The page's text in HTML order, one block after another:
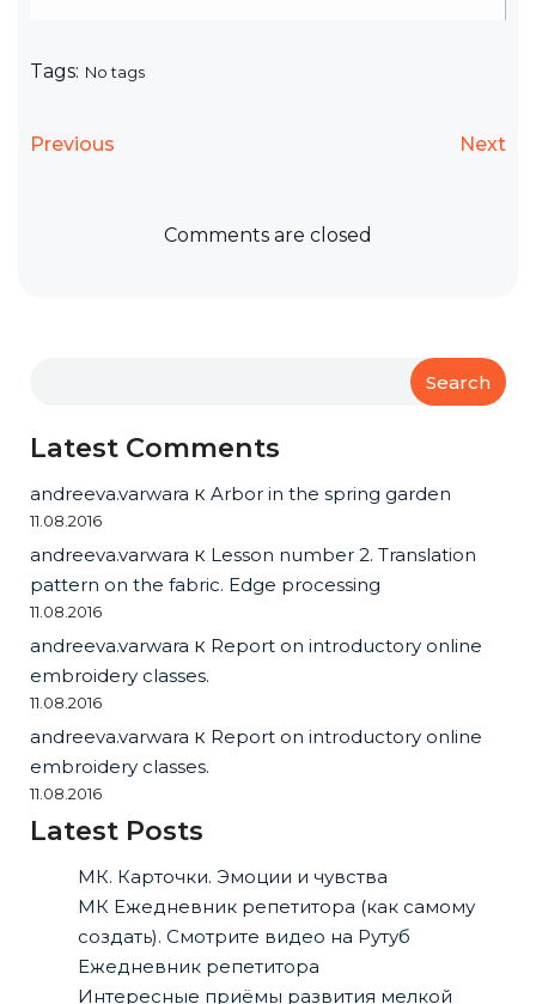
Tags: No tags
Previous Next
Comments are closed
Search
Latest Comments
andreeva.varwara к Arbor in the spring garden
11.08.2016
andreeva.varwara к Lesson number 2. Translation
pattern on the fabric. Edge processing
11.08.2016
andreeva.varwara к Report on introductory online
embroidery classes.
11.08.2016
andreeva.varwara к Report on introductory online
embroidery classes.
11.08.2016
Latest Posts
МК. Карточки. Эмоции и чувства
МК Ежедневник репетитора (как самому
создать). Смотрите видео на Рутуб
Ежедневник репетитора
Интересные приёмы развития мелкой